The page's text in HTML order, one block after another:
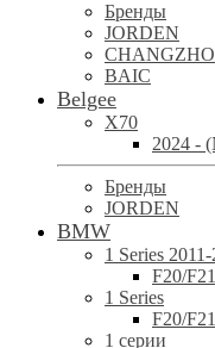
Бренды
JORDEN
BAIC
Belgee
X70
2024 -
Бренды
JORDEN
BMW
1 Series
F20/F21
1 Series
F20/
1 серии